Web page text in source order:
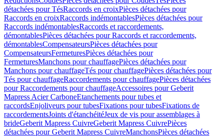
détachées pour TésRaccords en croixPièces détachées pour
Raccords en croixRaccords indémontablesPièces détachées pour
Raccords indémontablesRaccords et raccordements,
démontablesPièces détachées pour Raccords et raccordements,
démontablesCompensateursPièces détachées pour
CompensateursFermeturesPièces détachées pour
FermeturesManchons pour chauffagePièces détachées pour
Manchons pour chauffageTés pour chauffagePièces détachées pour
Tés pour chauffageRaccordements pour chauffagePièces détachées
pour Raccordements pour chauffageAccessoires pour Geberit
Mapress Acier CarboneEtanchements pour tubes et
raccordsEnjoliveurs pour tubesFixations pour tubesFixations de
raccordementsJoints d'étanchéitéJeux de vis pour assemblages à
brideGeberit Mapress CuivreGeberit Mapress CuivrePièces
détachées pour Geberit Mapress CuivreManchonsPièces détachées